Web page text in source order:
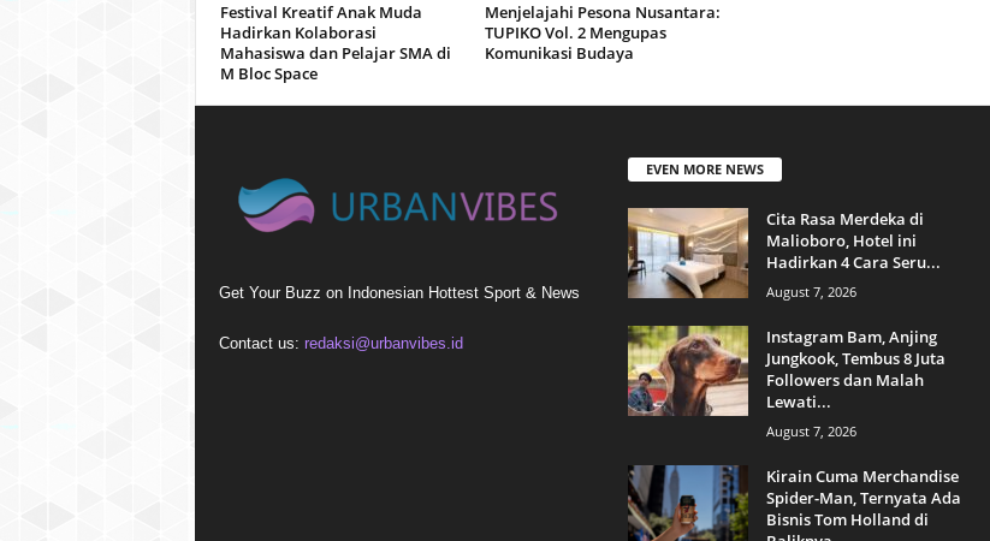
Festival Kreatif Anak Muda
Hadirkan Kolaborasi
Mahasiswa dan Pelajar SMA di
M Bloc Space
Menjelajahi Pesona Nusantara:
TUPIKO Vol. 2 Mengupas
Komunikasi Budaya
Get Your Buzz on Indonesian Hottest Sport & News
Contact us: redaksi@urbanvibes.id
EVEN MORE NEWS
Cita Rasa Merdeka di
Malioboro, Hotel ini
Hadirkan 4 Cara Seru...
August 7, 2026
Instagram Bam, Anjing
Jungkook, Tembus 8 Juta
Followers dan Malah
Lewati...
August 7, 2026
Kirain Cuma Merchandise
Spider-Man, Ternyata Ada
Bisnis Tom Holland di